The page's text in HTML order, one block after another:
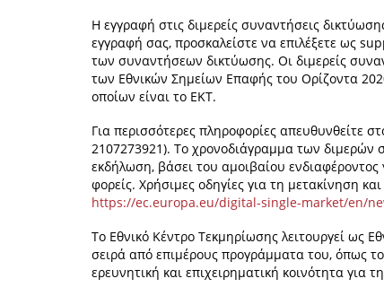
Η εγγραφή στις διμερείς συναντήσεις
εγγραφή σας, προσκαλείστε να επιλέξετε ως
των συναντήσεων δικτύωσης. Οι διμερείς
των Εθνικών Σημείων Επαφής του Ορίζοντα
οποίων είναι το ΕΚΤ.
Για περισσότερες πληροφορίες απευθυνθείτε
2107273921). Το χρονοδιάγραμμα των διμερών
εκδήλωση, βάσει του αμοιβαίου ενδιαφέροντος
φορείς. Χρήσιμες οδηγίες για τη μετακίνηση
https://ec.europa.eu/digital-single-market/en/
Το Εθνικό Κέντρο Τεκμηρίωσης λειτουργεί ως
σειρά από επιμέρους προγράμματα του, όπως
ερευνητική και επιχειρηματική κοινότητα για